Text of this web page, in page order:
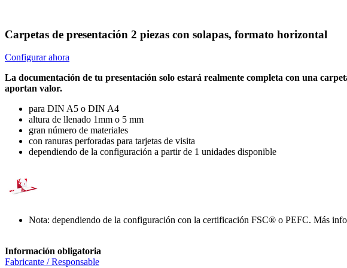
Carpetas de presentación 2 piezas con solapas, formato horizontal
Configurar ahora
La documentación de tu presentación solo estará realmente completa con una
aportan valor.
para DIN A5 o DIN A4
altura de llenado 1mm o 5 mm
gran número de materiales
con ranuras perforadas para tarjetas de visita
dependiendo de la configuración a partir de 1 unidades disponible
Nota: dependiendo de la configuración con la certificación FSC® o PEFC. Más
Información obligatoria
Fabricante / Responsable